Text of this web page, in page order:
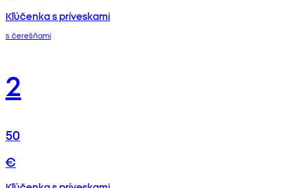
Kľúčenka s príveskami
s čerešňami
2
50
€